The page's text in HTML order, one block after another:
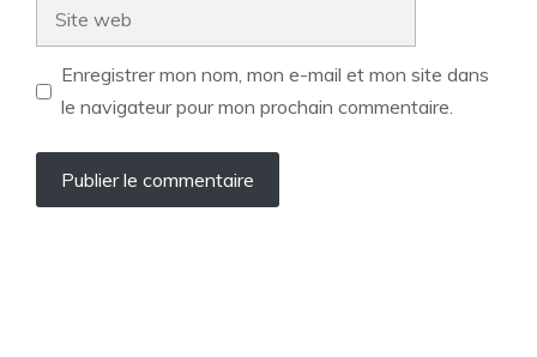
Enregistrer mon nom, mon e-mail et mon site dans
le navigateur pour mon prochain commentaire.